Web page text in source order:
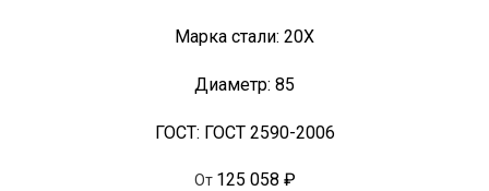
Марка стали: 20Х
Диаметр: 85
ГОСТ: ГОСТ 2590-2006
От 125 058 ₽